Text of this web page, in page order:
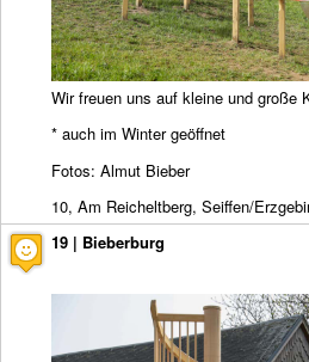
Wir freuen uns auf kleine und große
* auch im Winter geöffnet
Fotos: Almut Bieber
10, Am Reicheltberg, Seiffen/
19 | Bieberburg